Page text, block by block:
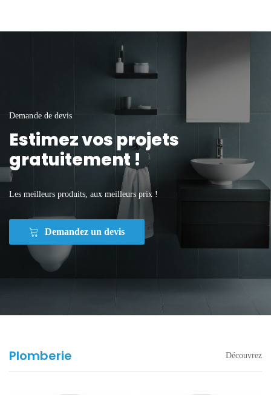
Demande de devis
Estimez vos projets
gratuitement !
Les meilleurs produits, aux meilleurs prix !
Demandez un devis
Plomberie Découvrez